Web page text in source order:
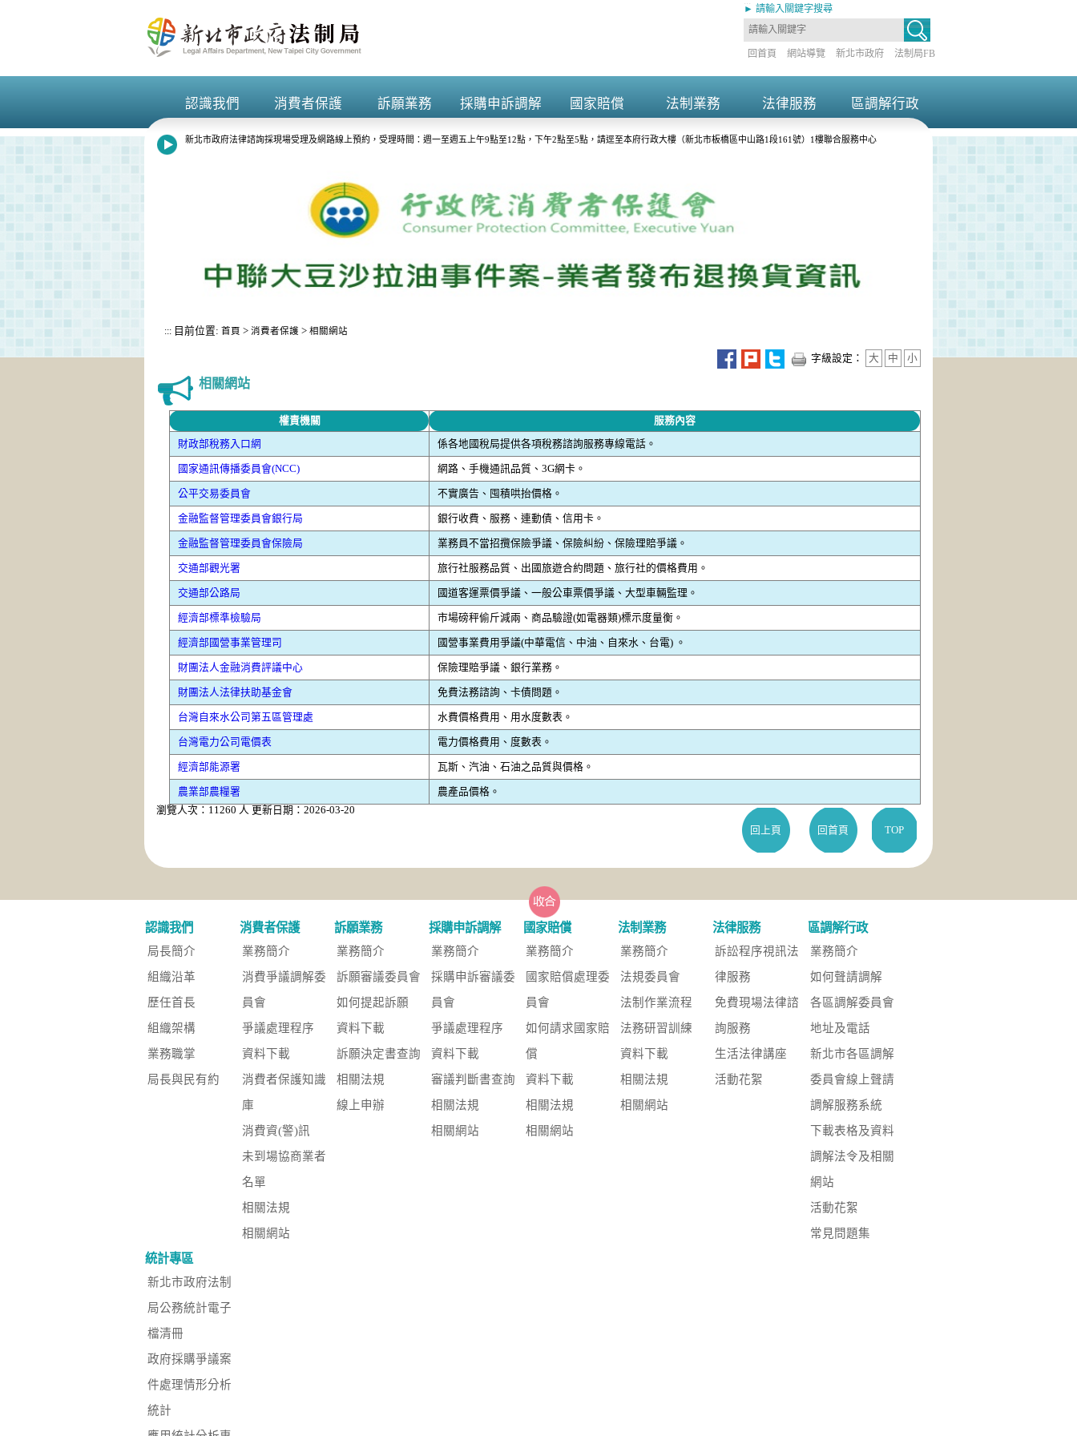
► 請輸入關鍵字搜尋
回首頁 網站導覽 新北市政府 法制局FB
認識我們
消費者保護
訴願業務
採購申訴調解
國家賠償
法制業務
法律服務
區調解行政
新北市政府法律諮詢採現場受理及網路線上預約，受理時間：週一至週五上午9點至12點，下午2點至5點，請逕至本府行政大樓（新北市板橋區中山路1段161號）1樓聯合服務中心
::: 目前位置: 首頁 > 消費者保護 > 相關網站
字級設定： 大 中 小
相關網站
權責機關 服務內容
財政部稅務入口網 係各地國稅局提供各項稅務諮詢服務專線電話。
國家通訊傳播委員會(NCC) 網路、手機通訊品質、3G網卡。
公平交易委員會 不實廣告、囤積哄抬價格。
金融監督管理委員會銀行局 銀行收費、服務、連動債、信用卡。
金融監督管理委員會保險局 業務員不當招攬保險爭議、保險糾紛、保險理賠爭議。
交通部觀光署 旅行社服務品質、出國旅遊合約問題、旅行社的價格費用。
交通部公路局 國道客運票價爭議、一般公車票價爭議、大型車輛監理。
經濟部標準檢驗局 市場磅秤偷斤減兩、商品驗證(如電器類)標示度量衡。
經濟部國營事業管理司 國營事業費用爭議(中華電信、中油、自來水、台電) 。
財團法人金融消費評議中心 保險理賠爭議、銀行業務。
財團法人法律扶助基金會 免費法務諮詢、卡債問題。
台灣自來水公司第五區管理處 水費價格費用、用水度數表。
台灣電力公司電價表 電力價格費用、度數表。
經濟部能源署 瓦斯、汽油、石油之品質與價格。
農業部農糧署
農產品價格。
瀏覽人次：11260 人 更新日期：2026-03-20
回上頁
回首頁 TOP
認識我們
局長簡介
組織沿革
歷任首長
組織架構
業務職掌
局長與民有約
消費者保護
業務簡介
消費爭議調解委
員會
爭議處理程序
資料下載
消費者保護知識
庫
消費資(警)訊
未到場協商業者
名單
相關法規
相關網站
訴願業務
業務簡介
訴願審議委員會
如何提起訴願
資料下載
訴願決定書查詢
相關法規
線上申辦
採購申訴調解
業務簡介
採購申訴審議委
員會
爭議處理程序
資料下載
審議判斷書查詢
相關法規
相關網站
國家賠償
業務簡介
國家賠償處理委
員會
如何請求國家賠
償
資料下載
相關法規
相關網站
法制業務
業務簡介
法規委員會
法制作業流程
法務研習訓練
資料下載
相關法規
相關網站
法律服務
訴訟程序視訊法
律服務
免費現場法律諮
詢服務
生活法律講座
活動花絮
區調解行政
業務簡介
如何聲請調解
各區調解委員會
地址及電話
新北市各區調解
委員會線上聲請
調解服務系統
下載表格及資料
調解法令及相關
網站
活動花絮
常見問題集
統計專區
新北市政府法制
局公務統計電子
檔清冊
政府採購爭議案
件處理情形分析
統計